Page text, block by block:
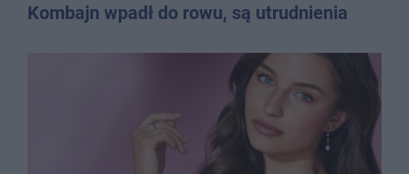
Kombajn wpadł do rowu, są utrudnienia